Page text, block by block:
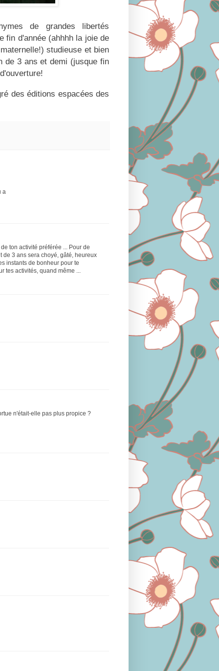
de grandes libertés
fin d'année (ahhhh la joie de
studieuse et bien
de 3 ans et demi (jusque fin
des éditions espacées des
a
ton activité préférée ... Pour de
de 3 ans sera choyé, gâté, heureux
instants de bonheur pour te
activités, quand même ...
n'était-elle pas plus propice ?